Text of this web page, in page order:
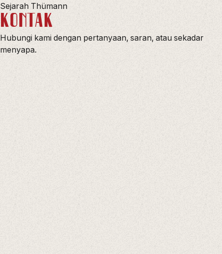
Sejarah Thümann
KONTAK
Hubungi kami dengan pertanyaan, saran, atau sekadar
menyapa.